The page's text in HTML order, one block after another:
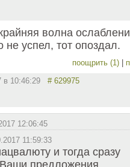
волна
не успел, тот опоздал.
поощрить (1)
в 10:46:29 # 629975
12:06:45
11:59:33
и тогда сразу